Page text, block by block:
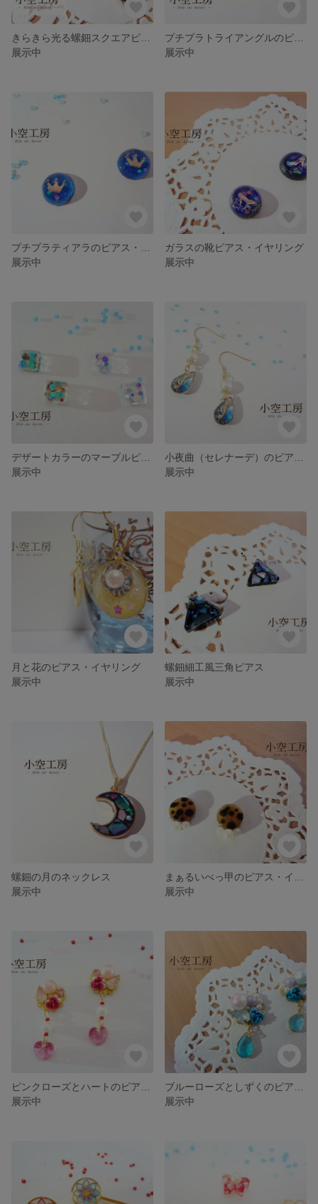
展示中
展示中
展示中
ガラスの靴ピアス・イヤリング
展示中
展示中
展示中
月と花のピアス・イヤリング
展示中
螺鈿細工風三角ピアス
展示中
螺鈿の月のネックレス
展示中
展示中
展示中
展示中